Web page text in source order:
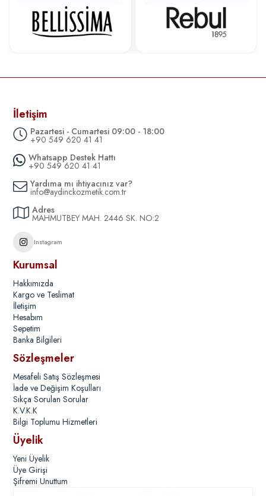
İletişim
Pazartesi - Cumartesi 09:00 - 18:00
+90 549 620 41 41
Whatsapp Destek Hattı
+90 549 620 41 41
Yardıma mı ihtiyacınız var?
info@aydinckozmetik.com.tr
Adres
MAHMUTBEY MAH. 2446 SK. NO:2
Instagram
Kurumsal
Hakkımızda
Kargo ve Teslimat
İletişim
Hesabım
Sepetim
Banka Bilgileri
Sözleşmeler
Mesafeli Satış Sözleşmesi
İade ve Değişim Koşulları
Sıkça Sorulan Sorular
K.V.K.K
Bilgi Toplumu Hizmetleri
Üyelik
Yeni Üyelik
Üye Girişi
Şifremi Unuttum